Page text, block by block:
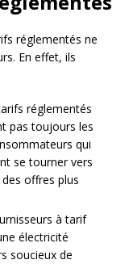
réglementés ne
En effet, ils
réglementés
pas toujours les
qui
se tourner vers
offres plus
à tarif
électricité
soucieux de